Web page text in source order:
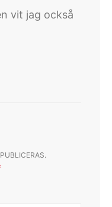
vit jag också